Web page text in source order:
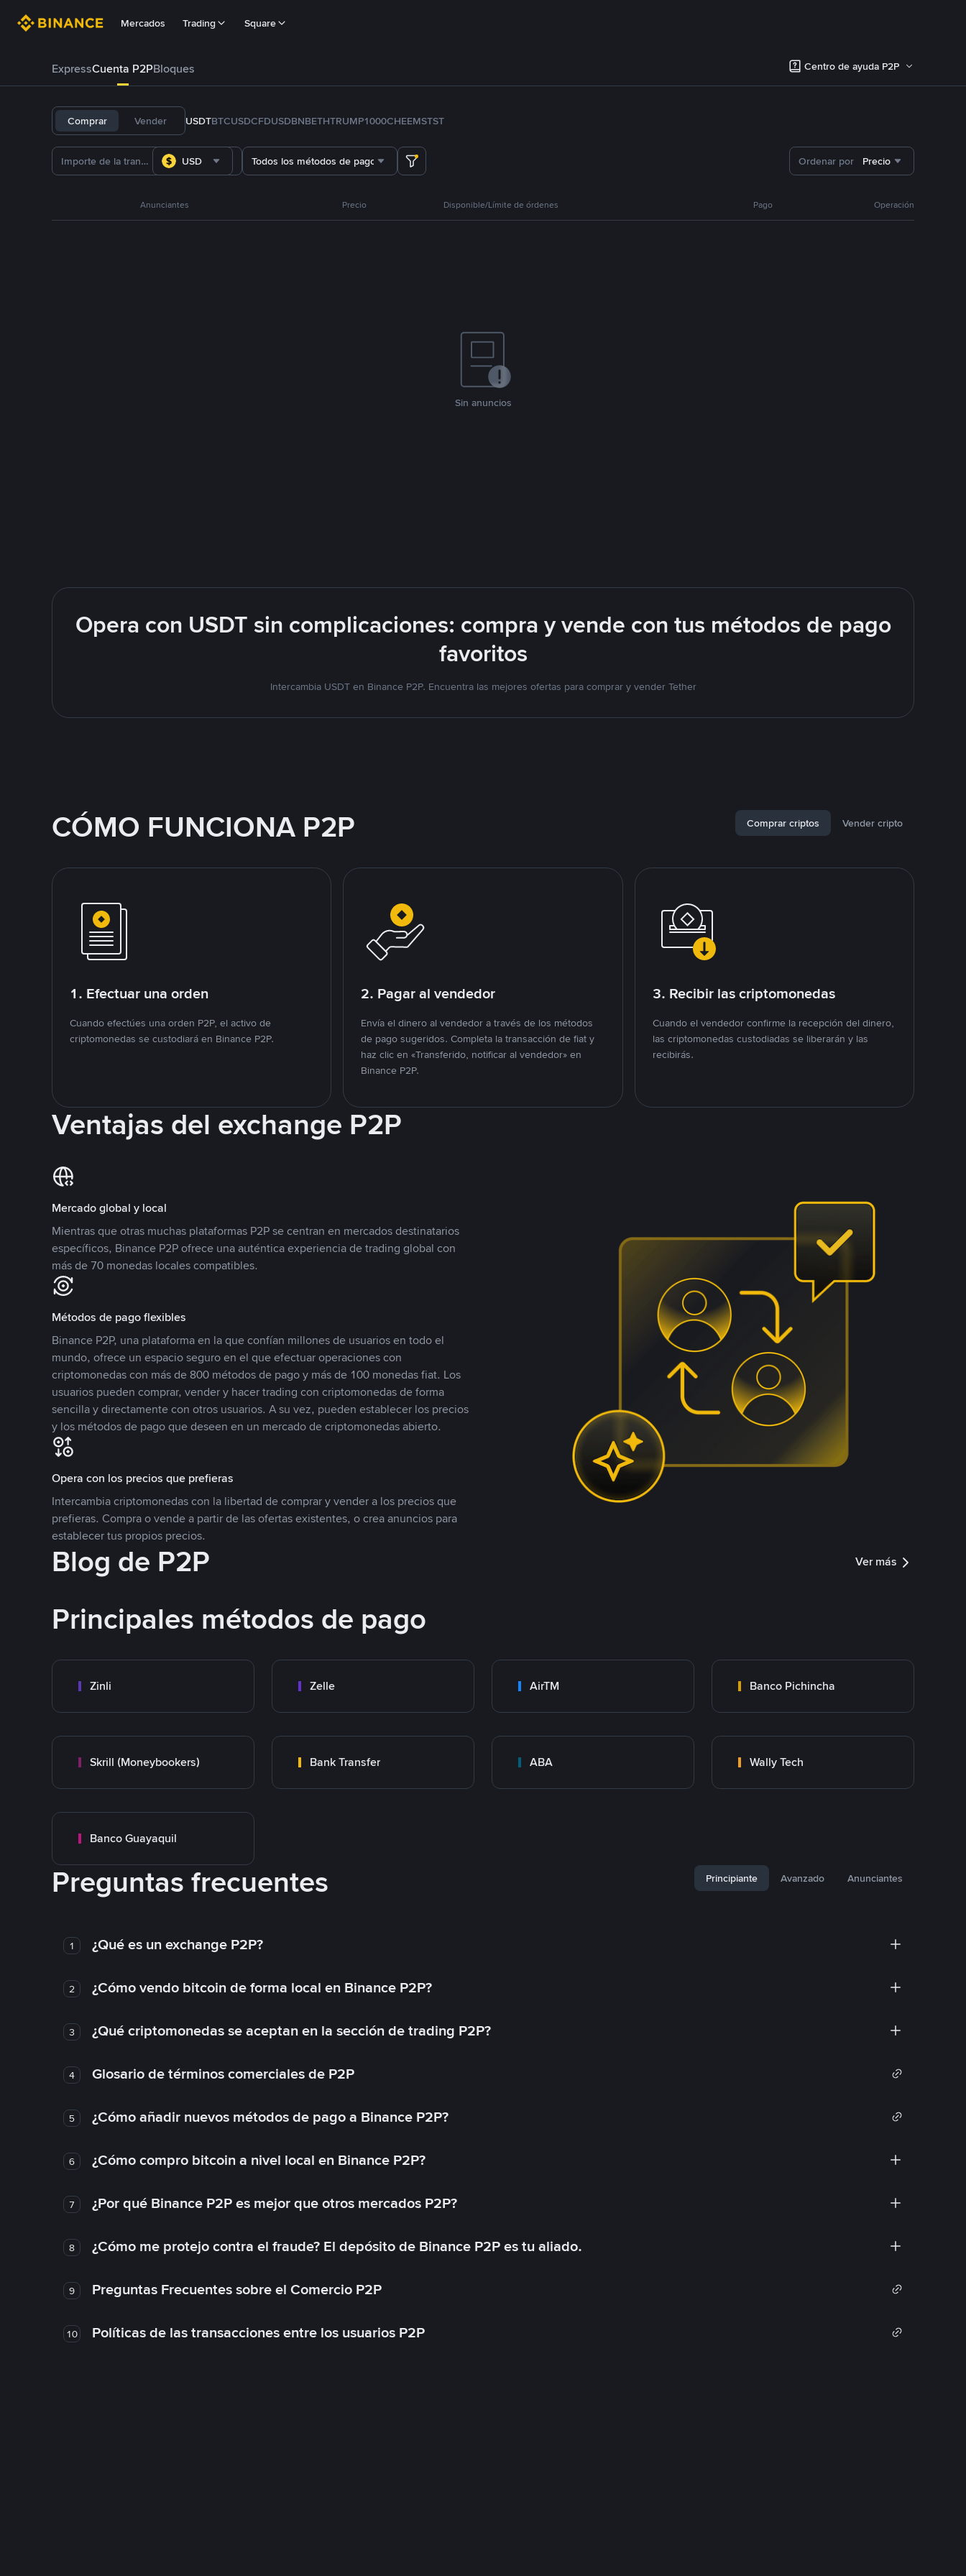
Mercados Trading Square
ExpressCuenta P2PBloques Centro de ayuda P2P
Comprar Vender USDTBTCUSDCFDUSDBNBETHTRUMP1000CHEEMSTST
USD Todos los métodos de pago Ordenar por Precio
Anunciantes Precio Disponible/Límite de órdenes Pago Operación
Sin anuncios
Opera con USDT sin complicaciones: compra y vende con tus métodos de pago
favoritos
Intercambia USDT en Binance P2P. Encuentra las mejores ofertas para comprar y vender Tether
CÓMO FUNCIONA P2P Comprar criptos Vender cripto
1. Efectuar una orden
Cuando efectúes una orden P2P, el activo de
criptomonedas se custodiará en Binance P2P.
2. Pagar al vendedor
Envía el dinero al vendedor a través de los métodos
de pago sugeridos. Completa la transacción de fiat y
haz clic en «Transferido, notificar al vendedor» en
Binance P2P.
3. Recibir las criptomonedas
Cuando el vendedor confirme la recepción del dinero,
las criptomonedas custodiadas se liberarán y las
recibirás.
Ventajas del exchange P2P
Mercado global y local
Mientras que otras muchas plataformas P2P se centran en mercados destinatarios
específicos, Binance P2P ofrece una auténtica experiencia de trading global con
más de 70 monedas locales compatibles.
Métodos de pago flexibles
Binance P2P, una plataforma en la que confían millones de usuarios en todo el
mundo, ofrece un espacio seguro en el que efectuar operaciones con
criptomonedas con más de 800 métodos de pago y más de 100 monedas fiat. Los
usuarios pueden comprar, vender y hacer trading con criptomonedas de forma
sencilla y directamente con otros usuarios. A su vez, pueden establecer los precios
y los métodos de pago que deseen en un mercado de criptomonedas abierto.
Opera con los precios que prefieras
Intercambia criptomonedas con la libertad de comprar y vender a los precios que
prefieras. Compra o vende a partir de las ofertas existentes, o crea anuncios para
establecer tus propios precios.
Blog de P2P Ver más
Principales métodos de pago
Zinli Zelle AirTM Banco Pichincha
Skrill (Moneybookers) Bank Transfer ABA Wally Tech
Banco Guayaquil
Preguntas frecuentes Principiante Avanzado Anunciantes
1 ¿Qué es un exchange P2P?
2 ¿Cómo vendo bitcoin de forma local en Binance P2P?
3 ¿Qué criptomonedas se aceptan en la sección de trading P2P?
4 Glosario de términos comerciales de P2P
5 ¿Cómo añadir nuevos métodos de pago a Binance P2P?
6 ¿Cómo compro bitcoin a nivel local en Binance P2P?
7 ¿Por qué Binance P2P es mejor que otros mercados P2P?
8 ¿Cómo me protejo contra el fraude? El depósito de Binance P2P es tu aliado.
9 Preguntas Frecuentes sobre el Comercio P2P
10 Políticas de las transacciones entre los usuarios P2P